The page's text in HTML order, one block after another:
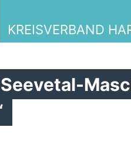
KREISVERBAND